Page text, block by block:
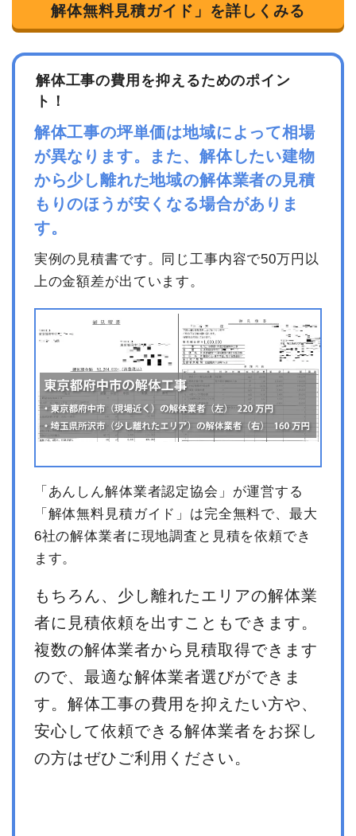
解体無料見積ガイド」を詳しくみる
解体工事の費用を抑えるためのポイン
ト！
解体工事の坪単価は地域によって相場
が異なります。また、解体したい建物
から少し離れた地域の解体業者の見積
もりのほうが安くなる場合がありま
す。
実例の見積書です。同じ工事内容で50万円以
上の金額差が出ています。
「あんしん解体業者認定協会」が運営する
「解体無料見積ガイド」は完全無料で、最大
6社の解体業者に現地調査と見積を依頼でき
ます。
もちろん、少し離れたエリアの解体業
者に見積依頼を出すこともできます。
複数の解体業者から見積取得できます
ので、最適な解体業者選びができま
す。解体工事の費用を抑えたい方や、
安心して依頼できる解体業者をお探し
の方はぜひご利用ください。